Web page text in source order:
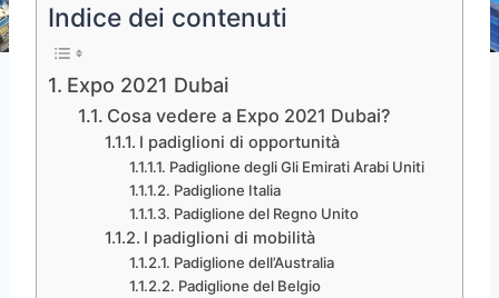
Indice dei contenuti
Expo 2021 Dubai
Cosa vedere a Expo 2021 Dubai?
I padiglioni di opportunità
Padiglione degli Gli Emirati Arabi Uniti
Padiglione Italia
Padiglione del Regno Unito
I padiglioni di mobilità
Padiglione dell’Australia
Padiglione del Belgio